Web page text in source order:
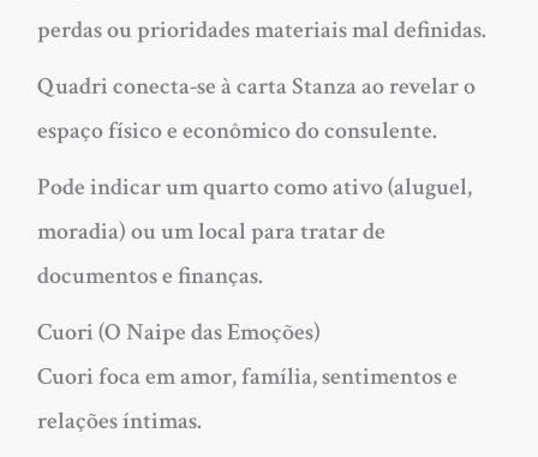
perdas ou prioridades materiais mal definidas.
Quadri conecta-se à carta Stanza ao revelar o
espaço físico e econômico do consulente.
Pode indicar um quarto como ativo (aluguel,
moradia) ou um local para tratar de
documentos e finanças.
Cuori (O Naipe das Emoções)
Cuori foca em amor, família, sentimentos e
relações íntimas.